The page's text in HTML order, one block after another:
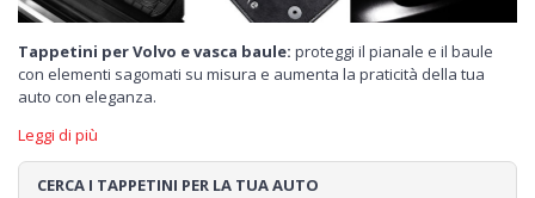
Tappetini per Volvo e vasca baule: proteggi il pianale e il baule
con elementi sagomati su misura e aumenta la praticità della tua
auto con eleganza.
Ideati per proteggere il pianale e il baule del tuo veicolo sono
Leggi di più
CERCA I TAPPETINI PER LA TUA AUTO